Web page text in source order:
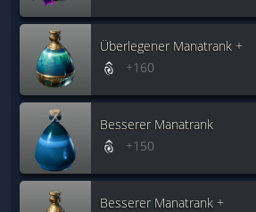
Überlegener Manatrank +
+160
Besserer Manatrank
+150
Besserer Manatrank +